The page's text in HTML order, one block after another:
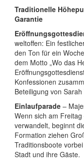
Traditionelle
Garantie
weltoffen: Ein
den Ton für ein
dem Motto „Wo das
Konfessionen
Beteiligung von Sarah
Einlaufparade –
Wenn sich am
verwandelt, beginnt
Formation ziehen
Traditionsboote
Stadt und ihre Gäste.